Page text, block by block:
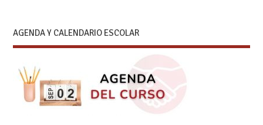
AGENDA Y CALENDARIO ESCOLAR